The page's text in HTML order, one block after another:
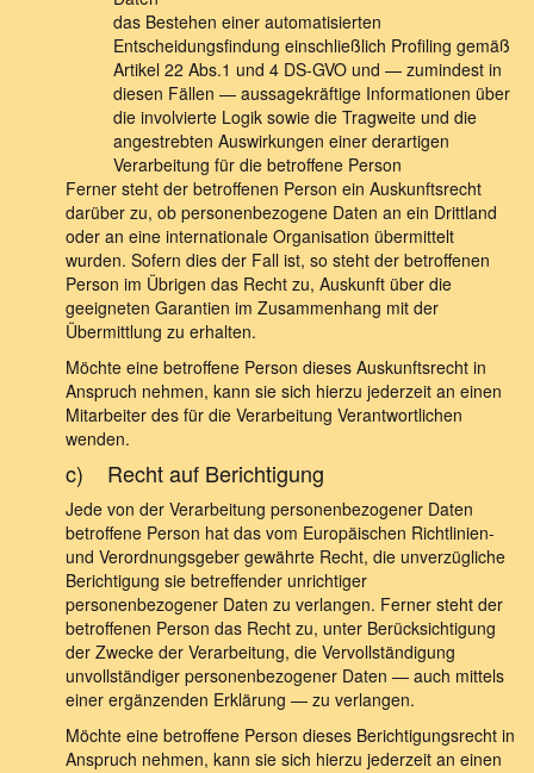
das Bestehen einer automatisierten
Entscheidungsfindung einschließlich Profiling gemäß
Artikel 22 Abs.1 und 4 DS-GVO und — zumindest in
diesen Fällen — aussagekräftige Informationen über
die involvierte Logik sowie die Tragweite und die
angestrebten Auswirkungen einer derartigen
Verarbeitung für die betroffene Person
Ferner steht der betroffenen Person ein Auskunftsrecht
darüber zu, ob personenbezogene Daten an ein Drittland
oder an eine internationale Organisation übermittelt
wurden. Sofern dies der Fall ist, so steht der betroffenen
Person im Übrigen das Recht zu, Auskunft über die
geeigneten Garantien im Zusammenhang mit der
Übermittlung zu erhalten.
Möchte eine betroffene Person dieses Auskunftsrecht in
Anspruch nehmen, kann sie sich hierzu jederzeit an einen
Mitarbeiter des für die Verarbeitung Verantwortlichen
wenden.
c) Recht auf Berichtigung
Jede von der Verarbeitung personenbezogener Daten
betroffene Person hat das vom Europäischen Richtlinien-
und Verordnungsgeber gewährte Recht, die unverzügliche
Berichtigung sie betreffender unrichtiger
personenbezogener Daten zu verlangen. Ferner steht der
betroffenen Person das Recht zu, unter Berücksichtigung
der Zwecke der Verarbeitung, die Vervollständigung
unvollständiger personenbezogener Daten — auch mittels
einer ergänzenden Erklärung — zu verlangen.
Möchte eine betroffene Person dieses Berichtigungsrecht in
Anspruch nehmen, kann sie sich hierzu jederzeit an einen